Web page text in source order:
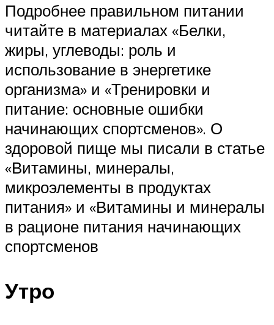
Подробнее правильном питании
читайте в материалах «Белки,
жиры, углеводы: роль и
использование в энергетике
организма» и «Тренировки и
питание: основные ошибки
начинающих спортсменов». О
здоровой пище мы писали в статье
«Витамины, минералы,
микроэлементы в продуктах
питания» и «Витамины и минералы
в рационе питания начинающих
спортсменов
Утро